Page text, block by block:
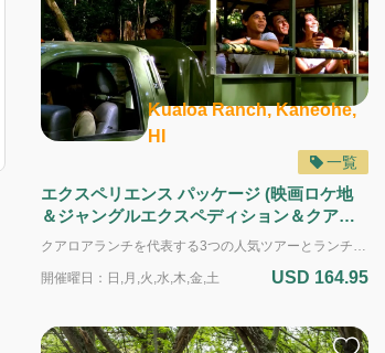
Kualoa Ranch, Kaneohe,
HI
一覧
エクスペリエンス パッケージ (映画ロケ地
＆ジャングルエクスペディション＆クアロ
アグロウン＋ランチビュッフェ付き)
クアロアランチを代表する3つの人気ツアーとランチがセットになった、いちばん定番のオールインクルーシブ・パッケージ。 このパッケージに含まれるツアー ・クアロアを代表する「映画ロケ地ツアー」（1.5時間） ・ジャングルの奥深くへ進む「ジャングル エクスペディション」（1.5時間） ・クアロアの農業とハワイ文化に触れる「クアロア グロウン」（1.5時間） 上記3つのツアーとクアロア産食材を取り入れたランチビュッフェも付いてお得！ 初めてクアロアランチを訪れる方はもちろん、リピーターにもおすすめです。 所要時間 約7時間（チェックイン 8:30 ／ 終了 15:30頃） 予約のポイント ・非常に人気のため、2～3週間前までの予約がおすすめ ・少人数制ツアーのため、グループ参加の場合は全員同じ予約でお申し込みください 映画・自然・文化・食をバランスよく満喫できる、特別な1日をお楽しみください。
開催曜日：日,月,火,水,木,金,土 USD 164.95